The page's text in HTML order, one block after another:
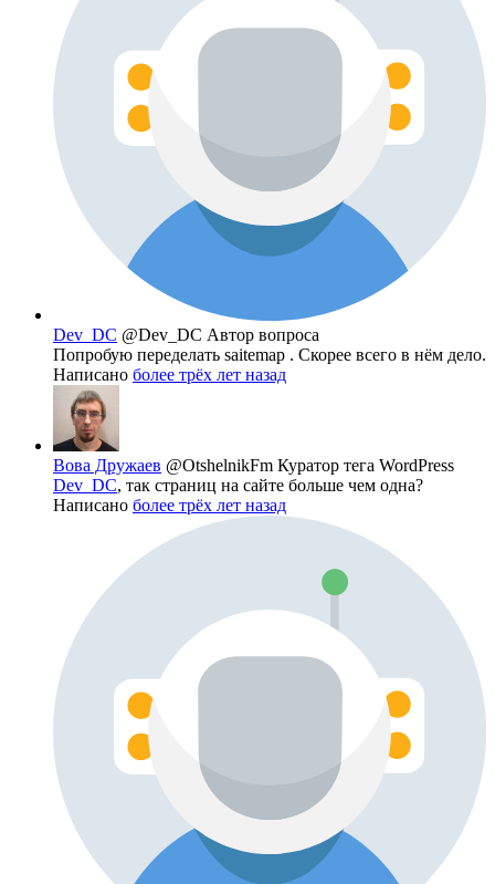
Dev_DC @Dev_DC Автор вопроса
Попробую переделать saitemap . Скорее всего в нём дело.
Написано более трёх лет назад
Вова Дружаев @OtshelnikFm Куратор тега WordPress
Dev_DC, так страниц на сайте больше чем одна?
Написано более трёх лет назад